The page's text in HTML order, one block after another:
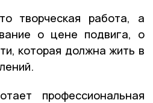
творческая работа, а
о цене подвига, о
которая должна жить в
профессиональная